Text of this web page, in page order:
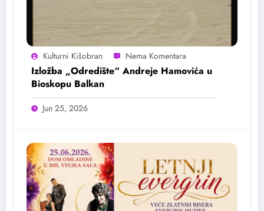
Kulturni Kišobran
Izložba „Odredište“ Andreje Hamovića u
Bioskopu Balkan
Jun 25, 2026